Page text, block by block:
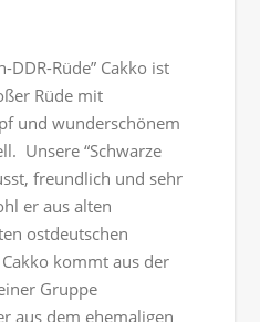
DDR-Rüde” Cakko ist
Rüde mit
und wunderschönem
Unsere “Schwarze
freundlich und sehr
er aus alten
ostdeutschen
kommt aus der
Gruppe
aus dem ehemaligen